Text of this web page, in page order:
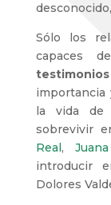
Sólo los
capaces
testimonios
importancia
la vida de
sobrevivir
Real,
introducir
Dolores